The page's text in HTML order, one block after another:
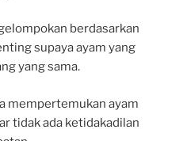
berdasarkan
supaya ayam yang
yang sama.
mempertemukan ayam
tidak ada ketidakadilan